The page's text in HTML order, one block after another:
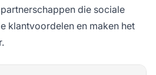
die sociale
klantvoordelen en maken het